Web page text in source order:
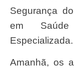
Segurança
em
Especializada.
Amanhã, os atividades da CTQCSP continua